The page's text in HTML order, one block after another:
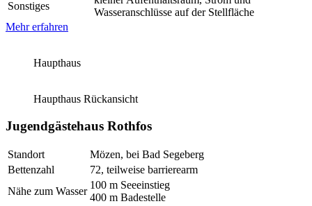
Sonstiges
Wasseranschlüsse auf der Stellfläche
Mehr erfahren
Haupthaus
Haupthaus Rückansicht
Jugendgästehaus Rothfos
Standort
Mözen, bei Bad Segeberg
Bettenzahl
72, teilweise barrierearm
Nähe zum Wasser
100 m Seeeinstieg
400 m Badestelle